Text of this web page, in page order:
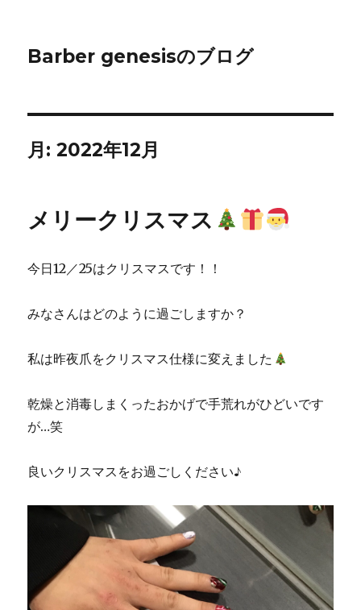
Barber genesisのブログ
月:2022年12月
メリークリスマス
今日12／25はクリスマスです！！
みなさんはどのように過ごしますか？
私は昨夜爪をクリスマス仕様に変えました
乾燥と消毒しまくったおかげで手荒れがひどいです
が…笑
良いクリスマスをお過ごしください♪